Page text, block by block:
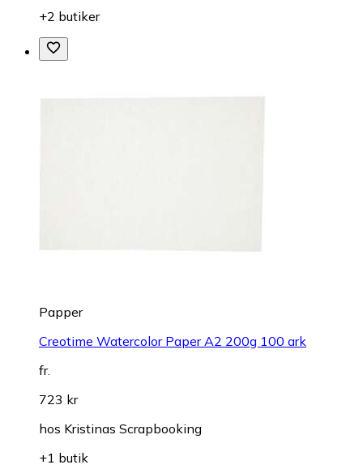
+2 butiker
Papper
Creotime Watercolor Paper A2 200g 100 ark
fr.
723 kr
hos Kristinas Scrapbooking
+1 butik